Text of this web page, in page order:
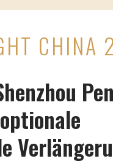
CHINA